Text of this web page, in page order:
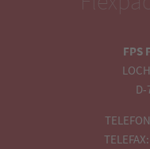
FPS
D-